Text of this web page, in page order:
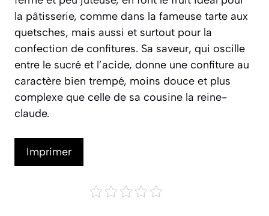
la pâtisserie, comme dans la fameuse tarte aux
quetsches, mais aussi et surtout pour la
confection de confitures. Sa saveur, qui oscille
entre le sucré et l’acide, donne une confiture au
caractère bien trempé, moins douce et plus
complexe que celle de sa cousine la reine-
claude.
Imprimer